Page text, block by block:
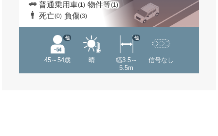
普通乗用車(1) 物件等(1)
死亡(0) 負傷(3)
45～54歳
他
晴
幅3.5～
5.5m
他
信号なし